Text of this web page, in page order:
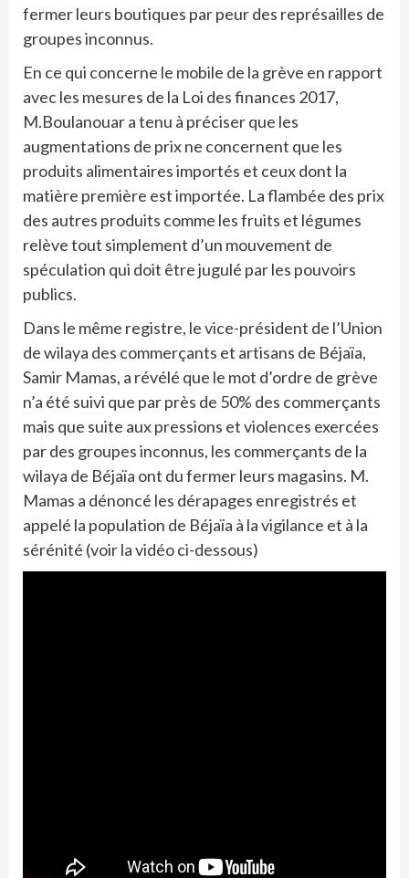
fermer leurs boutiques par peur des représailles de
groupes inconnus.
En ce qui concerne le mobile de la grève en rapport
avec les mesures de la Loi des finances 2017,
M.Boulanouar a tenu à préciser que les
augmentations de prix ne concernent que les
produits alimentaires importés et ceux dont la
matière première est importée. La flambée des prix
des autres produits comme les fruits et légumes
relève tout simplement d’un mouvement de
spéculation qui doit être jugulé par les pouvoirs
publics.
Dans le même registre, le vice-président de l’Union
de wilaya des commerçants et artisans de Béjaïa,
Samir Mamas, a révélé que le mot d’ordre de grève
n’a été suivi que par près de 50% des commerçants
mais que suite aux pressions et violences exercées
par des groupes inconnus, les commerçants de la
wilaya de Béjaïa ont du fermer leurs magasins. M.
Mamas a dénoncé les dérapages enregistrés et
appelé la population de Béjaïa à la vigilance et à la
sérénité (voir la vidéo ci-dessous)